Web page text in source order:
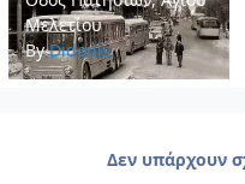
Μελετίου
ByDidonis
Δεν υπάρχουν